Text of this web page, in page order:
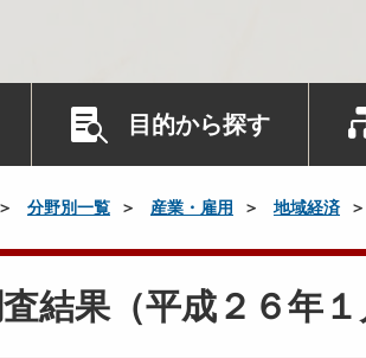
目的から探す
分野別一覧 産業・雇用 地域経済
結果（平成２６年１